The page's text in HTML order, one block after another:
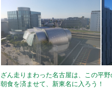
ざん走りまわった名古屋は、この平
朝食を済ませて、新東名に入ろう！